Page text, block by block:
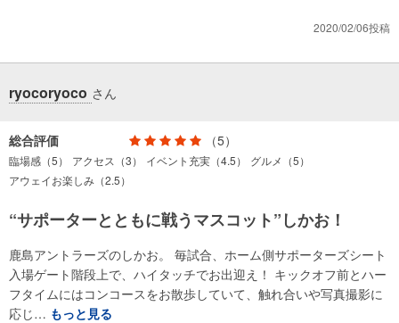
2020/02/06投稿
ryocoryoco さん
総合評価 （5）
臨場感（5） アクセス（3） イベント充実（4.5）
グルメ（5）
アウェイお楽しみ（2.5）
“サポーターとともに戦うマスコット”しかお！
鹿島アントラーズのしかお。 毎試合、ホーム側サポーターズシート
入場ゲート階段上で、ハイタッチでお出迎え！ キックオフ前とハー
フタイムにはコンコースをお散歩していて、触れ合いや写真撮影に
応じ… もっと見る